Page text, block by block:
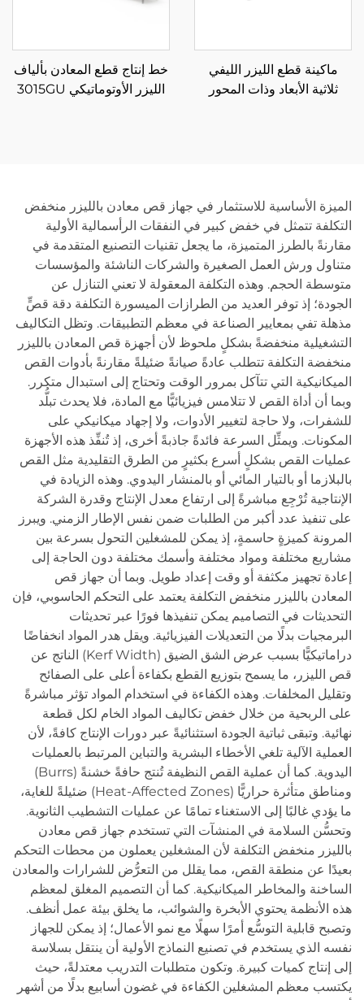
ماكينة قطع الليزر الليفي
ثلاثية الأبعاد وذات المحور
خط إنتاج قطع المعادن بألياف
الليزر الأوتوماتيكي 3015GU
الميزة الأساسية للاستثمار في جهاز قص معادن بالليزر منخفض
التكلفة تتمثل في خفض كبير في النفقات الرأسمالية الأولية
مقارنةً بالطرز المتميزة، ما يجعل تقنيات التصنيع المتقدمة في
متناول ورش العمل الصغيرة والشركات الناشئة والمؤسسات
متوسطة الحجم. وهذه التكلفة المعقولة لا تعني التنازل عن
الجودة؛ إذ توفر العديد من الطرازات الميسورة التكلفة دقة قصٍّ
مذهلة تفي بمعايير الصناعة في معظم التطبيقات. وتظل التكاليف
التشغيلية منخفضةً بشكلٍ ملحوظ لأن أجهزة قص المعادن بالليزر
منخفضة التكلفة تتطلب عادةً صيانةً ضئيلةً مقارنةً بأدوات القص
الميكانيكية التي تتآكل بمرور الوقت وتحتاج إلى استبدال متكرر.
وبما أن أداة القص لا تتلامس فيزيائيًّا مع المادة، فلا يحدث تبلُّد
للشفرات، ولا حاجة لتغيير الأدوات، ولا إجهاد ميكانيكي على
المكونات. ويمثِّل السرعة فائدةً جاذبةً أخرى، إذ تُنفِّذ هذه الأجهزة
عمليات القص بشكلٍ أسرع بكثيرٍ من الطرق التقليدية مثل القص
بالبلازما أو بالتيار المائي أو بالمنشار اليدوي. وهذه الزيادة في
الإنتاجية تُرْجِع مباشرةً إلى ارتفاع معدل الإنتاج وقدرة الشركة
على تنفيذ عدد أكبر من الطلبات ضمن نفس الإطار الزمني. ويبرز
المرونة كميزةٍ حاسمةٍ، إذ يمكن للمشغلين التحول بسرعة بين
مشاريع مختلفة ومواد مختلفة وأسمك مختلفة دون الحاجة إلى
إعادة تجهيز مكثفة أو وقت إعداد طويل. وبما أن جهاز قص
المعادن بالليزر منخفض التكلفة يعتمد على التحكم الحاسوبي، فإن
التحديثات في التصاميم يمكن تنفيذها فورًا عبر تحديثات
البرمجيات بدلًا من التعديلات الفيزيائية. ويقل هدر المواد انخفاضًا
دراماتيكيًّا بسبب عرض الشق الضيق (Kerf Width) الناتج عن
قص الليزر، ما يسمح بتوزيع القطع بكفاءة أعلى على الصفائح
وتقليل المخلفات. وهذه الكفاءة في استخدام المواد تؤثر مباشرةً
على الربحية من خلال خفض تكاليف المواد الخام لكل قطعة
نهائية. وتبقى ثباتية الجودة استثنائيةً عبر دورات الإنتاج كافةً، لأن
العملية الآلية تلغي الأخطاء البشرية والتباين المرتبط بالعمليات
اليدوية. كما أن عملية القص النظيفة تُنتج حافةً خشنةً (Burrs)
ومناطق متأثرة حراريًّا (Heat-Affected Zones) ضئيلةً للغاية،
ما يؤدي غالبًا إلى الاستغناء تمامًا عن عمليات التشطيب الثانوية.
وتحسُّن السلامة في المنشآت التي تستخدم جهاز قص معادن
بالليزر منخفض التكلفة لأن المشغلين يعملون من محطات التحكم
بعيدًا عن منطقة القص، مما يقلل من التعرُّض للشرارات والمعادن
الساخنة والمخاطر الميكانيكية. كما أن التصميم المغلق لمعظم
هذه الأنظمة يحتوي الأبخرة والشوائب، ما يخلق بيئة عمل أنظف.
وتصبح قابلية التوسُّع أمرًا سهلًا مع نمو الأعمال؛ إذ يمكن للجهاز
نفسه الذي يستخدم في تصنيع النماذج الأولية أن ينتقل بسلاسة
إلى إنتاج كميات كبيرة. وتكون متطلبات التدريب معتدلةً، حيث
يكتسب معظم المشغلين الكفاءة في غضون أسابيع بدلًا من أشهر